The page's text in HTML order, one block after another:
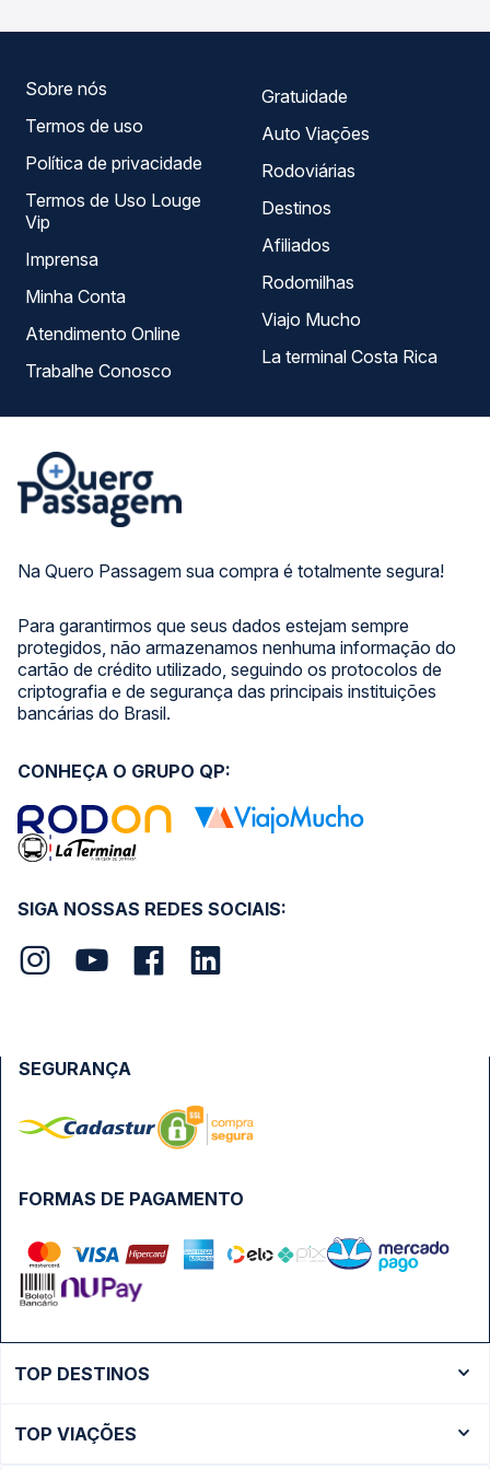
Na Quero Passagem sua compra é totalmente segura!
Para garantirmos que seus dados estejam sempre
protegidos, não armazenamos nenhuma informação do
cartão de crédito utilizado, seguindo os protocolos de
criptografia e de segurança das principais instituições
bancárias do Brasil.
Sobre nós
Termos de uso
Política de privacidade
Termos de Uso Louge
Vip
Imprensa
Minha Conta
Atendimento Online
Trabalhe Conosco
Gratuidade
Auto Viações
Rodoviárias
Destinos
Afiliados
Rodomilhas
Viajo Mucho
La terminal Costa Rica
SIGA NOSSAS REDES SOCIAIS:
CONHEÇA O GRUPO QP:
FORMAS DE PAGAMENTO
SEGURANÇA
TOP DESTINOS
Ônibus São Paulo
TOP VIAÇÕES